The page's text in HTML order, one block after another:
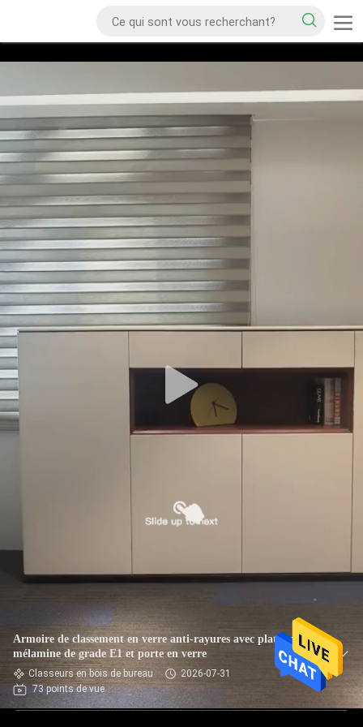
Armoire de classement en verre anti-rayures avec plateau en
mélamine de grade E1 et porte en verre
Classeurs en bois de bureau
2026-07-31
73 points de vue